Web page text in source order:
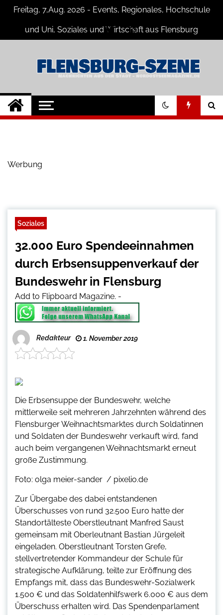
Skip
content
Freitag, 7,Aug. 2026 - Events, Regionales, Hochschule
und Uni, Soziales und Wirtschaft aus Flensburg
Flensburg-Szene
Nachrichten
Nachrichten für Flensburg und
Umgebung
Werbung
Soziales
32.000 Euro Spendeeinnahmen
durch Erbsensuppenverkauf der
Bundeswehr in Flensburg
Add to Flipboard Magazine. -
Redakteur 1. November 2019
Die Erbsensuppe der Bundeswehr, welche
mittlerweile seit mehreren Jahrzehnten während des
Flensburger Weihnachtsmarktes durch Soldatinnen
und Soldaten der Bundeswehr verkauft wird, fand
auch beim vergangenen Weihnachtsmarkt erneut
große Zustimmung.
Foto: olga meier-sander / pixelio.de
Zur Übergabe des dabei entstandenen
Überschusses von rund 32.500 Euro hatte der
Standortälteste Oberstleutnant Manfred Saust
gemeinsam mit Oberleutnant Bastian Jürgeleit
eingeladen. Oberstleutnant Torsten Grefe,
stellvertretender Kommandeur der Schule für
strategische Aufklärung, teilte zur Eröffnung des
Empfangs mit, dass das Bundeswehr-Sozialwerk
1.500 € und das Soldatenhilfswerk 6.000 € aus dem
Überschuss erhalten wird. Das Spendenparlament